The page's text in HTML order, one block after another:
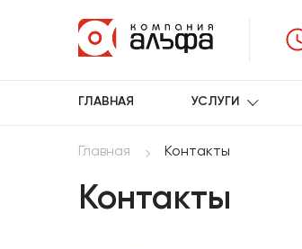
ГЛАВНАЯ УСЛУГИ
Главная Контакты
Контакты